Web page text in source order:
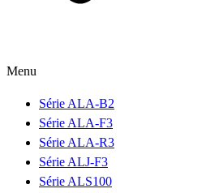
Menu
Série ALA-B2
Série ALA-F3
Série ALA-R3
Série ALJ-F3
Série ALS100